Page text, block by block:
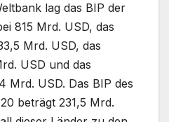
lag das BIP der
815 Mrd. USD, das
Mrd. USD, das
USD und das
Mrd. USD. Das BIP des
beträgt 231,5 Mrd.